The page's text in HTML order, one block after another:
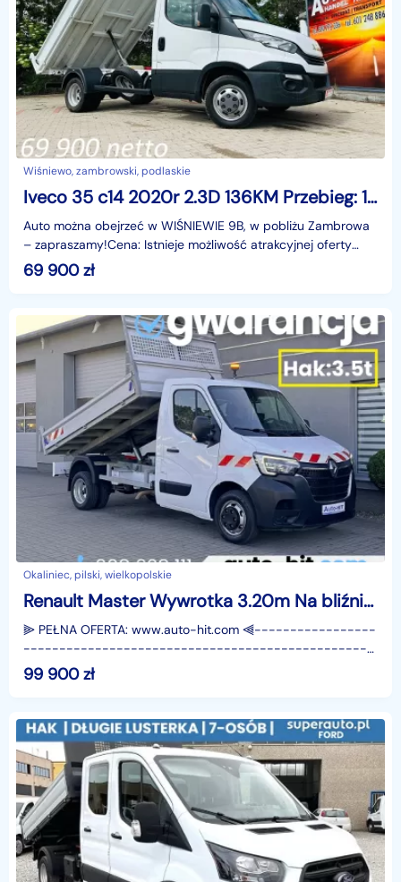
Wiśniewo, zambrowski, podlaskie
Iveco 35 c14 2020r 2.3D 136KM Przebieg: 123tyś km
Auto można obejrzeć w WIŚNIEWIE 9B, w pobliżu Zambrowa
– zapraszamy!Cena: Istnieje możliwość atrakcyjnej oferty
eksportowej – skontaktuj się, by dowiedzieć się
69 900zł
Okaliniec, pilski, wielkopolskie
Renault Master Wywrotka 3.20m Na bliźniakach Hak:3.5t *92.100km/www.auto-hit.com/
⫸ PEŁNA OFERTA: www.auto-hit.com ⫷-----------------
-------------------------------------------------
-----Samochód świeżo po obsłudze serwisowej–
99 900zł